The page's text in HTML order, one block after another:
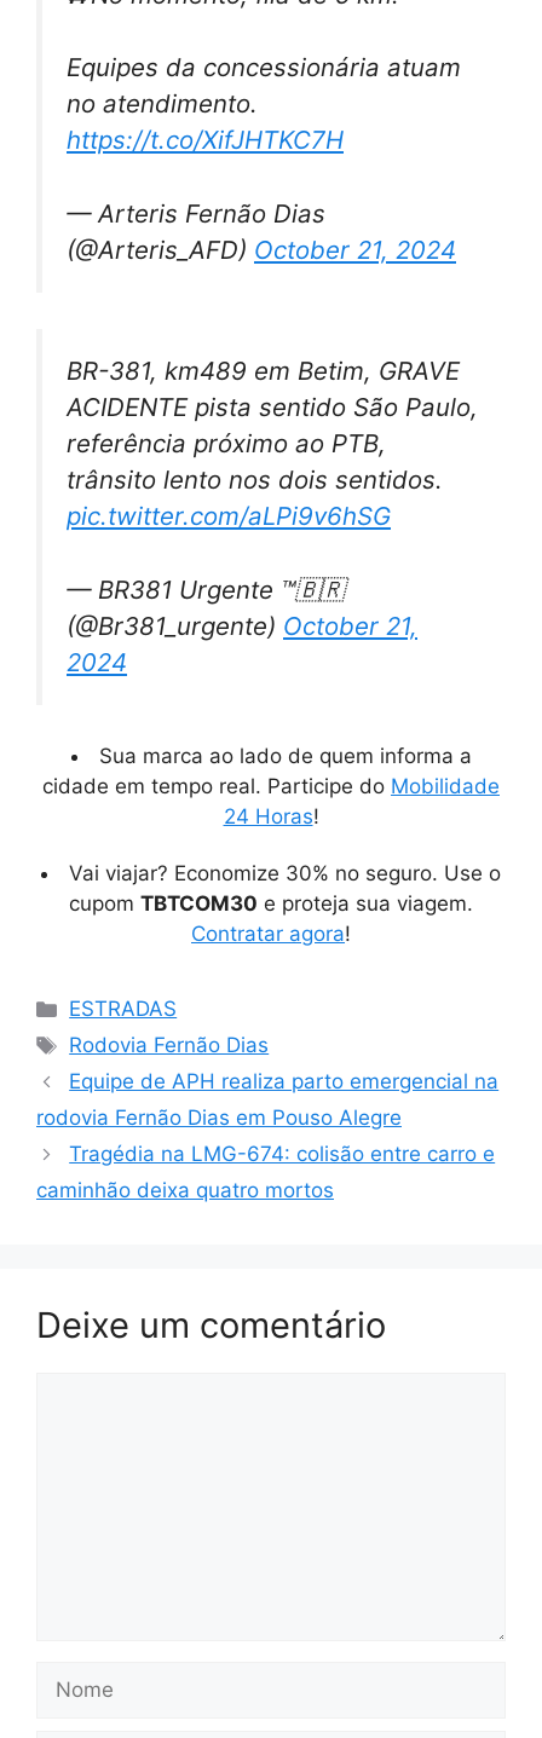
Equipes da concessionária atuam
no atendimento.
https://t.co/XifJHTKC7H
— Arteris Fernão Dias
(@Arteris_AFD) October 21, 2024
BR-381, km489 em Betim, GRAVE
ACIDENTE pista sentido São Paulo,
referência próximo ao PTB,
trânsito lento nos dois sentidos.
pic.twitter.com/aLPi9v6hSG
— BR381 Urgente ™️🇧🇷
(@Br381_urgente) October 21,
2024
Sua marca ao lado de quem informa a
cidade em tempo real. Participe do Mobilidade
24 Horas!
Vai viajar? Economize 30% no seguro. Use o
cupom TBTCOM30 e proteja sua viagem.
Contratar agora!
Categorias
ESTRADAS
Tags
Rodovia Fernão Dias
Equipe de APH realiza parto emergencial na
rodovia Fernão Dias em Pouso Alegre
Tragédia na LMG-674: colisão entre carro e
caminhão deixa quatro mortos
Deixe um comentário
Nome